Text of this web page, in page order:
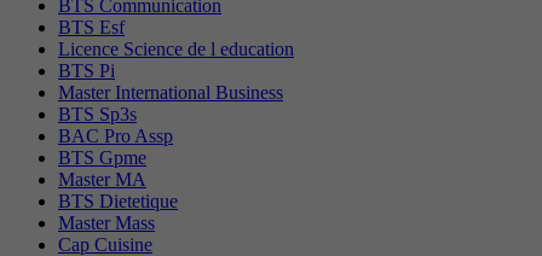
BTS Communication
BTS Esf
Licence Science de l education
BTS Pi
Master International Business
BTS Sp3s
BAC Pro Assp
BTS Gpme
Master MA
BTS Dietetique
Master Mass
Cap Cuisine